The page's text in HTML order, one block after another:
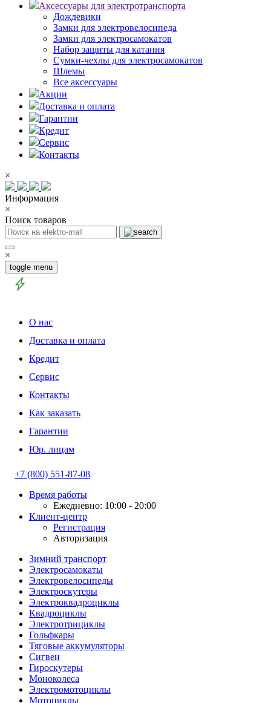
Аксессуары для электротранспорта
Дождевики
Замки для электровелосипеда
Замки для электросамокатов
Набор защиты для катания
Сумки-чехлы для электросамокатов
Шлемы
Все аксессуары
Акции
Доставка и оплата
Гарантии
Кредит
Сервис
Контакты
×
Информация
×
Поиск товаров
×
toggle menu
О нас
Доставка и оплата
Кредит
Сервис
Контакты
Как заказать
Гарантии
Юр. лицам
+7 (800) 551-87-08
Время работы
Ежедневно: 10:00 - 20:00
Клиент-центр
Регистрация
Авторизация
Зимний транспорт
Электросамокаты
Электровелосипеды
Электроскутеры
Электроквадроциклы
Квадроциклы
Электротрициклы
Гольфкары
Тяговые аккумуляторы
Сигвеи
Гироскутеры
Моноколеса
Электромотоциклы
Мотоциклы